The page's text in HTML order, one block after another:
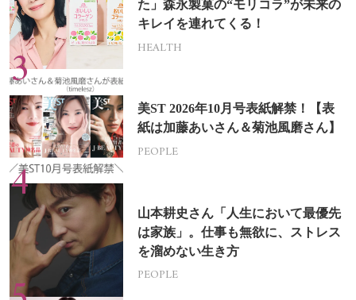
た」森永製菓の“モリコラ”が未来の
キレイを連れてくる！
HEALTH
美ST 2026年10月号表紙解禁！【表
紙は加藤あいさん＆菊池風磨さん】
PEOPLE
山本耕史さん「人生において最優先
は家族」。仕事も無欲に、ストレス
を溜めない生き方
PEOPLE